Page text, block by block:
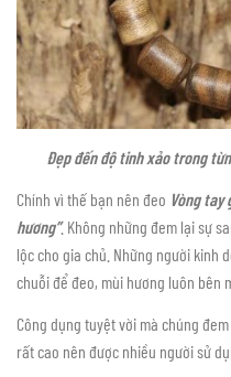
Đẹp đến độ tinh xảo trong
Chính vì thế bạn nên đeo Vòng
hương”. Không những đem lại sự
lộc cho gia chủ. Những người kinh
chuỗi để đeo, mùi hương luôn bên
Công dụng tuyệt vời mà chúng
rất cao nên được nhiều người sử